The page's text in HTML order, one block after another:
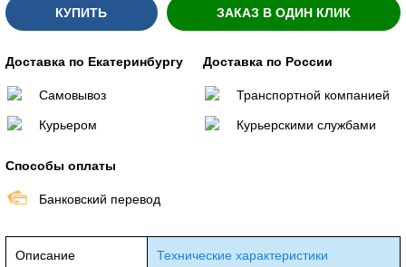
КУПИТЬ ЗАКАЗ В ОДИН КЛИК
Доставка по Екатеринбургу
Самовывоз
Курьером
Доставка по России
Транспортной компанией
Курьерскими службами
Способы оплаты
Банковский перевод
Описание Технические характеристики